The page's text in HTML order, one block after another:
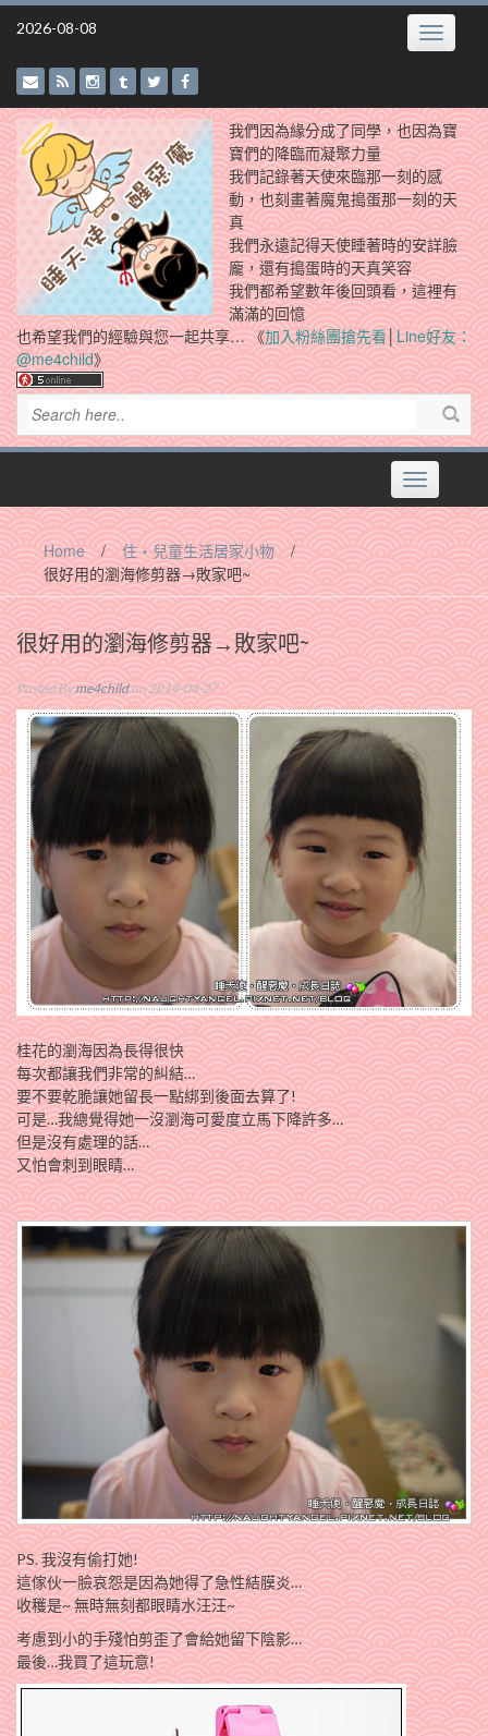
Skip
2026-08-08 Toggle
我們因為緣分成了同學，也因為寶
寶們的降臨而凝聚力量
我們記錄著天使來臨那一刻的感
動，也刻畫著魔鬼搗蛋那一刻的天
真
我們永遠記得天使睡著時的安詳臉
龐，還有搗蛋時的天真笑容
我們都希望數年後回頭看，這裡有
滿滿的回憶
也希望我們的經驗與您一起共享… 《加入粉絲團搶先看│Line好友：
@me4child》
Toggle
navigation
Home / 住‧兒童生活居家小物
/
很好用的瀏海修剪器→敗家吧~
很好用的瀏海修剪器→敗家吧~
Posted Byme4childon 2014-04-27
桂花的瀏海因為長得很快
每次都讓我們非常的糾結…
要不要乾脆讓她留長一點綁到後面去算了!
可是…我總覺得她一沒瀏海可愛度立馬下降許多…
但是沒有處理的話…
又怕會刺到眼睛…
PS. 我沒有偷打她!
這傢伙一臉哀怨是因為她得了急性結膜炎…
收穫是~ 無時無刻都眼睛水汪汪~
考慮到小的手殘怕剪歪了會給她留下陰影…
最後…我買了這玩意!